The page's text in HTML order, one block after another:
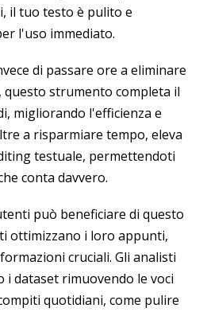
il tuo testo è pulito e
l'uso immediato.
di passare ore a eliminare
questo strumento completa il
migliorando l'efficienza e
a risparmiare tempo, eleva
testuale, permettendoti
conta davvero.
può beneficiare di questo
ottimizzano i loro appunti,
cruciali. Gli analisti
i dataset rimuovendo le voci
quotidiani, come pulire